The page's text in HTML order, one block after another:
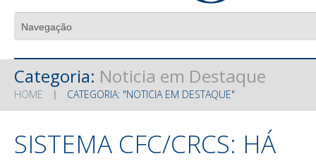
Categoria: Noticia em Destaque
HOME CATEGORIA: "NOTICIA EM DESTAQUE"
SISTEMA CFC/CRCS: HÁ